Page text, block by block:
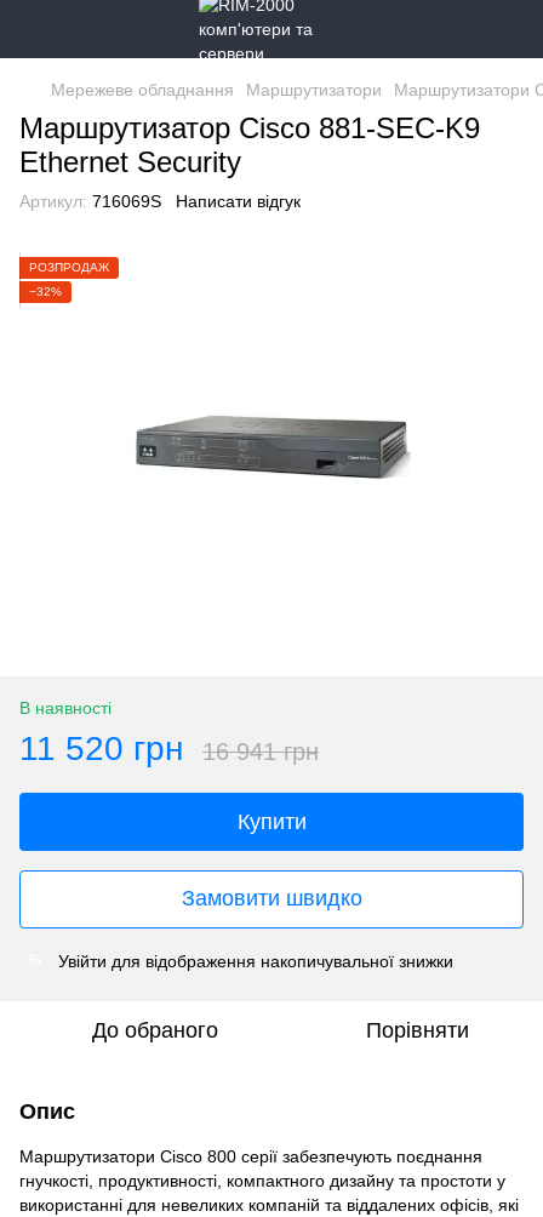
Мережеве обладнання Маршрутизатори Маршрутизатори
Маршрутизатор Cisco 881-SEC-K9
Ethernet Security
Артикул: 716069S Написати відгук
РОЗПРОДАЖ
−32%
В наявності
11 520 грн 16 941 грн
Купити
Замовити швидко
Увійти для відображення накопичувальної знижки
До обраного Порівняти
Опис
Маршрутизатори Cisco 800 серії забезпечують поєднання
гнучкості, продуктивності, компактного дизайну та простоти у
використанні для невеликих компаній та віддалених офісів, які